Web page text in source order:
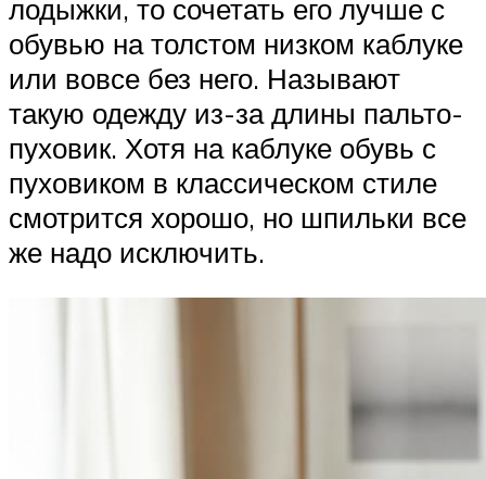
лодыжки, то сочетать его лучше с
обувью на толстом низком каблуке
или вовсе без него. Называют
такую одежду из-за длины пальто-
пуховик. Хотя на каблуке обувь с
пуховиком в классическом стиле
смотрится хорошо, но шпильки все
же надо исключить.